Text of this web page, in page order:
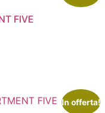
FIVE
In offerta!